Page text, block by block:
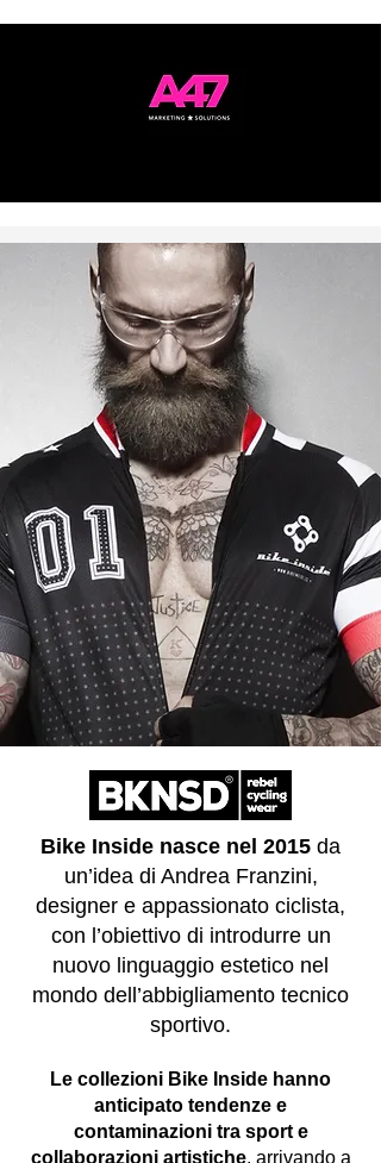
Bike Inside nasce nel 2015 da
un’idea di Andrea Franzini,
designer e appassionato ciclista,
con l’obiettivo di introdurre un
nuovo linguaggio estetico nel
mondo dell’abbigliamento tecnico
sportivo.
Le collezioni Bike Inside hanno
anticipato tendenze e
contaminazioni tra sport e
collaborazioni artistiche, arrivando a